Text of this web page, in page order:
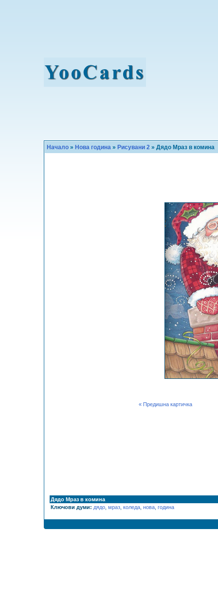
Начало » Нова година » Рисувани 2 » Дядо Мраз в комина
« Предишна картичка
Дядо Мраз в комина
Ключови думи: дядо мраз коледа нова година